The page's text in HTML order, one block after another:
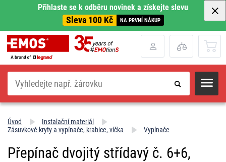
Přihlaste se k odběru novinek a získejte slevu
Sleva 100 Kč NA PRVNÍ NÁKUP
Hledat
Úvod
Instalační materiál
Zásuvkové kryty a vypínače, krabice, víčka
Vypínače
Přepínač dvojitý střídavý č. 6+6,